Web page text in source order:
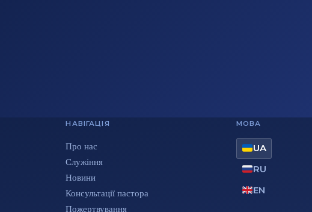
НАВІГАЦІЯ
Про нас
Служіння
Новини
Консультації пастора
Пожертвування
МОВА
UA
RU
EN